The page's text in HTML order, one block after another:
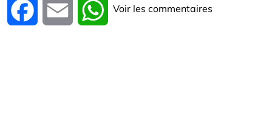
Facebook Email WhatsApp
Voir les commentaires